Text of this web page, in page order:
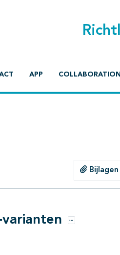
APP
Bijlagen
varianten Opties